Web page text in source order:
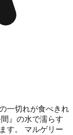
一切れが食べきれ
』の水で濡らす
す。 マルゲリー